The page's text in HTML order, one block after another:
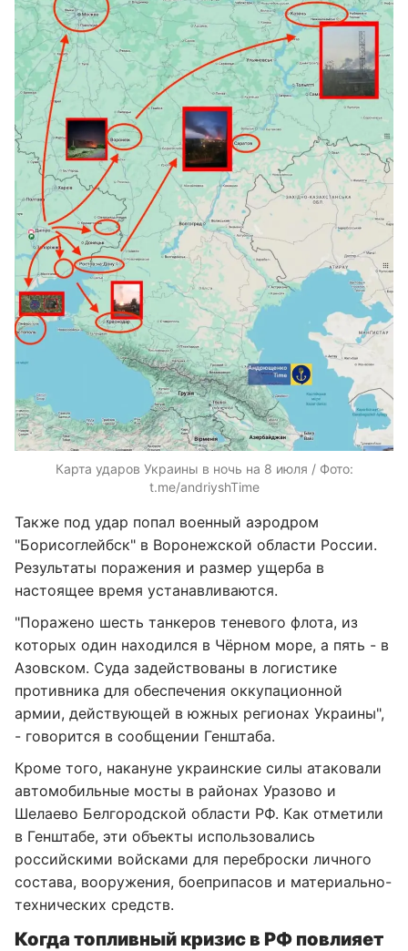
Карта ударов Украины в ночь на 8 июля / Фото:
t.me/andriyshTime
Также под удар попал военный аэродром
"Борисоглейбск" в Воронежской области России.
Результаты поражения и размер ущерба в
настоящее время устанавливаются.
"Поражено шесть танкеров теневого флота, из
которых один находился в Чёрном море, а пять - в
Азовском. Суда задействованы в логистике
противника для обеспечения оккупационной
армии, действующей в южных регионах Украины",
- говорится в сообщении Генштаба.
Кроме того, накануне украинские силы атаковали
автомобильные мосты в районах Уразово и
Шелаево Белгородской области РФ. Как отметили
в Генштабе, эти объекты использовались
российскими войсками для переброски личного
состава, вооружения, боеприпасов и материально-
технических средств.
Когда топливный кризис в РФ повлияет